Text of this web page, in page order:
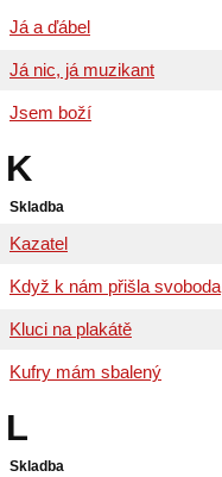
Já a ďábel
Já nic, já muzikant
Jsem boží
K
Skladba
Kazatel
Když k nám přišla svoboda
Kluci na plakátě
Kufry mám sbalený
L
Skladba